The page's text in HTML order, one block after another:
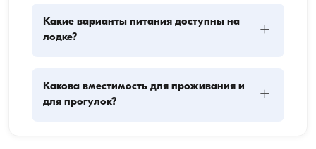
Какие варианты питания доступны на
лодке?
+
основных компонента: закупку провизии и
приготовление пищи. Гости могут сами заняться
Какова вместимость для проживания и
для прогулок?
+